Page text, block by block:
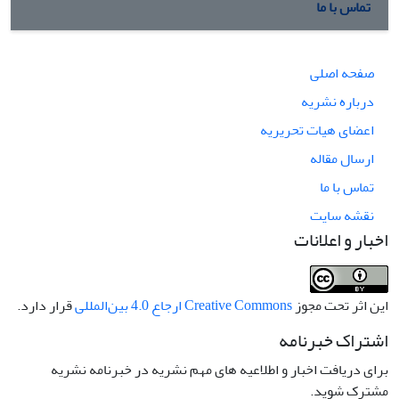
تماس با ما
صفحه اصلی
درباره نشریه
اعضای هیات تحریریه
ارسال مقاله
تماس با ما
نقشه سایت
اخبار و اعلانات
این اثر تحت مجوز Creative Commons ارجاع 4.0 بین‌المللی قرار دارد.
اشتراک خبرنامه
برای دریافت اخبار و اطلاعیه های مهم نشریه در خبرنامه نشریه
مشترک شوید.